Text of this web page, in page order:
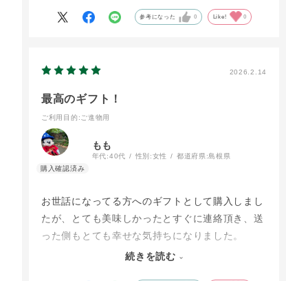
参考になった 0 Like! 0
2026.2.14
最高のギフト！
ご利用目的 :ご進物用
もも
年代:40代 性別:女性 都道府県:島根県
お世話になってる方へのギフトとして購入しまし
たが、とても美味しかったとすぐに連絡頂き、送
った側もとても幸せな気持ちになりました。
続きを読む